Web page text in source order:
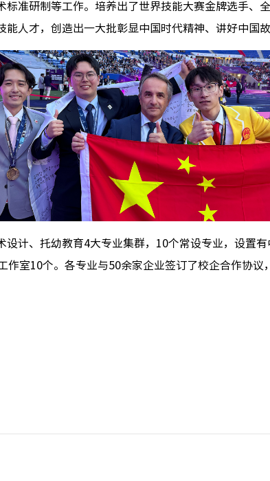
标准研制等工作。培养出了世界技能大赛金牌选手
人才，创造出一大批彰显中国时代精神、讲好中国故
计、托幼教育4大专业集群，10个常设专业，设置
室10个。各专业与50余家企业签订了校企合作协议